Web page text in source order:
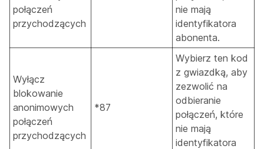
połączeń
przychodzących
nie mają
identyfikatora
abonenta.
Wyłącz
blokowanie
anonimowych
połączeń
przychodzących
*87
Wybierz ten kod
z gwiazdką, aby
zezwolić na
odbieranie
połączeń, które
nie mają
identyfikatora